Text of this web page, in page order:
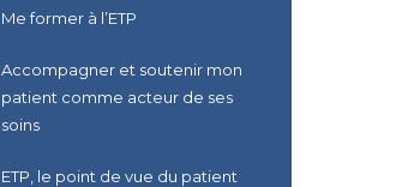
Me former à l’ETP
Accompagner et soutenir mon
patient comme acteur de ses
soins
ETP, le point de vue du patient